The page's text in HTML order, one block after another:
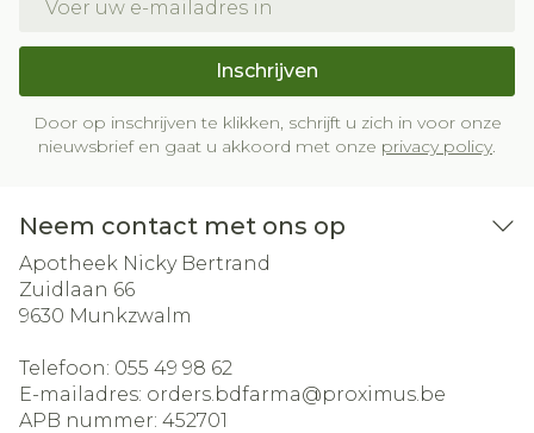
Inschrijven
Door op inschrijven te klikken, schrijft u zich in voor onze
nieuwsbrief en gaat u akkoord met onze privacy policy.
Neem contact met ons op
Apotheek Nicky Bertrand
Zuidlaan 66
9630 Munkzwalm
Telefoon: 055 49 98 62
E-mailadres: orders.bdfarma@proximus.be
APB nummer: 452701